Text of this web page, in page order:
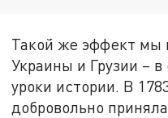
Такой же эффект мы
Украины и Грузии – в
уроки истории. В
добровольно